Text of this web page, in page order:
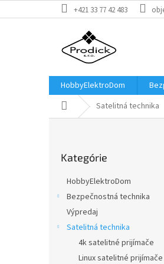
na
+421 33 77 42 483
HobbyElektroDom
DomovSatelitná technika
kategórie
Kategórie
HobbyElektroDom
Bezpečnostná technika
Výpredaj
Satelitná technika
4k satelitné prijímače
Linux satelitné prijímače